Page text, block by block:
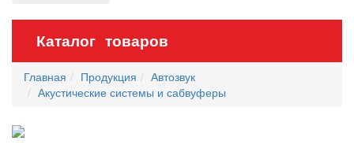
Каталог товаров
Главная Продукция
Автозвук
Акустические системы и сабвуферы